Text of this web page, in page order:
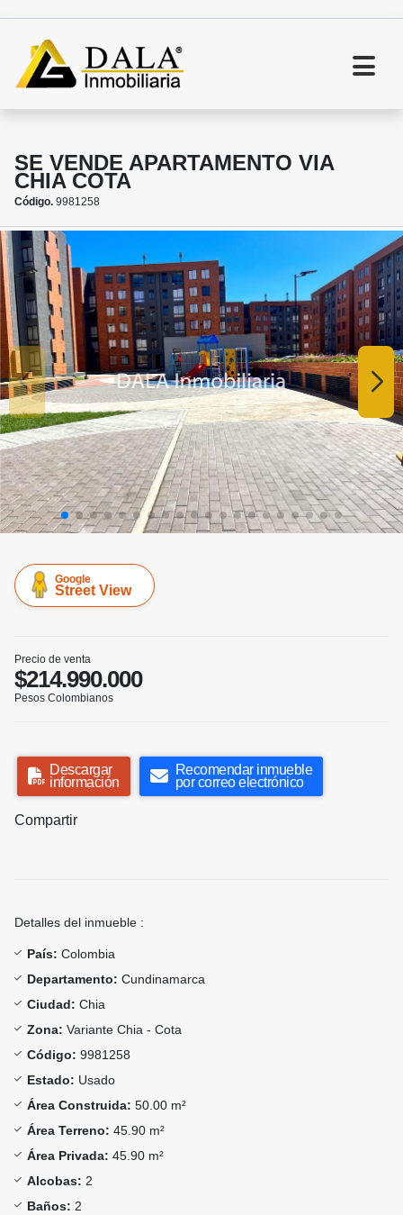
SE VENDE APARTAMENTO VIA
CHIA COTA
Código. 9981258
Google
Street View
Precio de venta
$214.990.000
Pesos Colombianos
Descargar
información
Recomendar inmueble
por correo electrónico
Compartir
Detalles del inmueble :
País: Colombia
Departamento: Cundinamarca
Ciudad: Chia
Zona: Variante Chia - Cota
Código: 9981258
Estado: Usado
Área Construida: 50.00 m²
Área Terreno: 45.90 m²
Área Privada: 45.90 m²
Alcobas: 2
Baños: 2